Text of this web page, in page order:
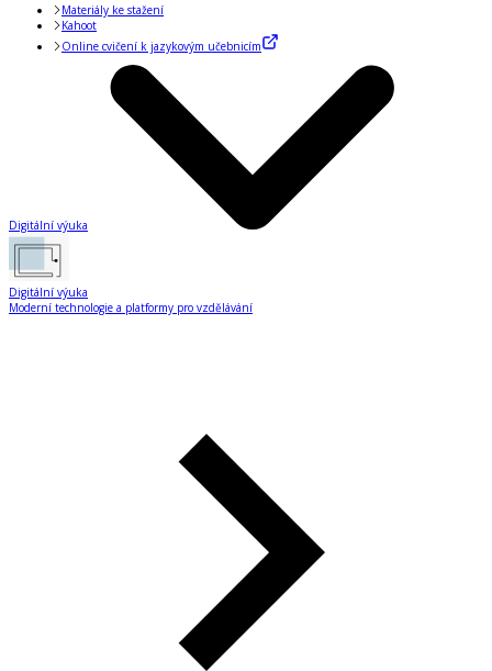
Materiály ke stažení
Kahoot
Online cvičení k jazykovým učebnicím
Digitální výuka
Digitální výuka
Moderní technologie a platformy pro vzdělávání